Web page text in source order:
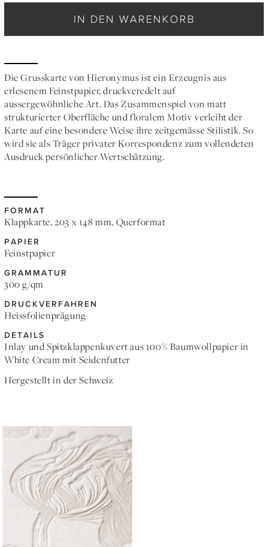
IN DEN WARENKORB
Die Grusskarte von Hieronymus ist ein Erzeugnis aus
erlesenem Feinstpapier, druckveredelt auf
aussergewöhnliche Art. Das Zusammenspiel von matt
strukturierter Oberfläche und floralem Motiv verleiht der
Karte auf eine besondere Weise ihre zeitgemässe Stilistik. So
wird sie als Träger privater Korrespondenz zum vollendeten
Ausdruck persönlicher Wertschätzung.
FORMAT
Klappkarte, 203 x 148 mm, Querformat
PAPIER
Feinstpapier
GRAMMATUR
300 g/qm
DRUCKVERFAHREN
Heissfolienprägung
DETAILS
Inlay und Spitzklappenkuvert aus 100% Baumwollpapier in
White Cream mit Seidenfutter
Hergestellt in der Schweiz